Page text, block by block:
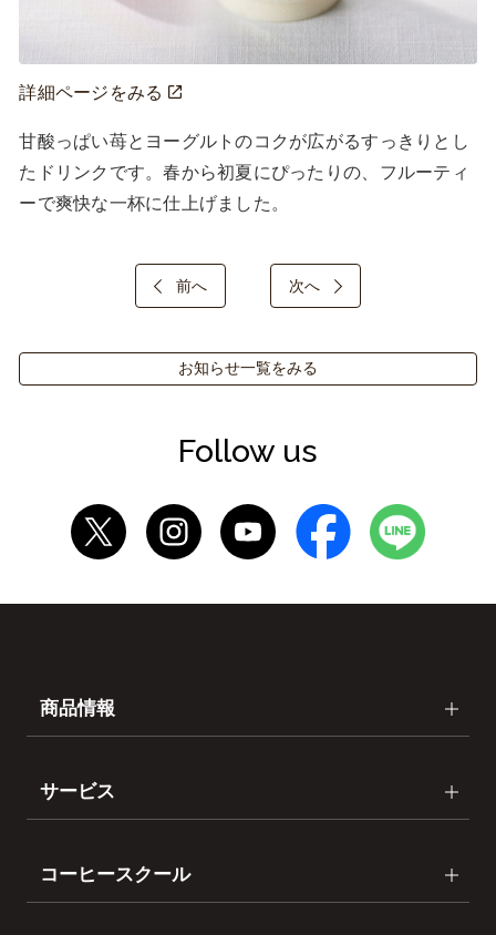
詳細ページをみる
甘酸っぱい苺とヨーグルトのコクが広がるすっきりとし
たドリンクです。春から初夏にぴったりの、フルーティ
ーで爽快な一杯に仕上げました。
前へ 次へ
お知らせ一覧をみる
Follow us
商品情報
サービス
コーヒースクール